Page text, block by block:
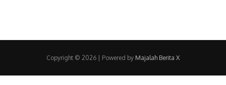
Copyright © 2026 | Powered by Majalah Berita X